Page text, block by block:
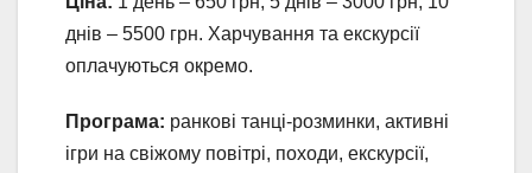
днів – 5500 грн. Харчування та екскурсії
оплачуються окремо.
Програма: ранкові танці-розминки, активні
ігри на свіжому повітрі, походи, екскурсії,